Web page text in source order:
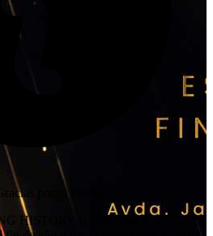
por tu interés!
HISTORY la fiesta que